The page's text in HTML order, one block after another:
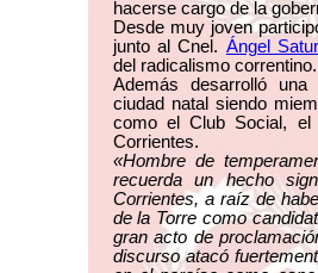
hacerse cargo de la
Desde muy joven
junto al Cnel. Ángel
del radicalismo correntino.
Además desarrolló
ciudad natal siendo
como el Club Social,
Corrientes.
«Hombre de
recuerda un hecho
Corrientes, a raíz de
de la Torre como
gran acto de
discurso atacó